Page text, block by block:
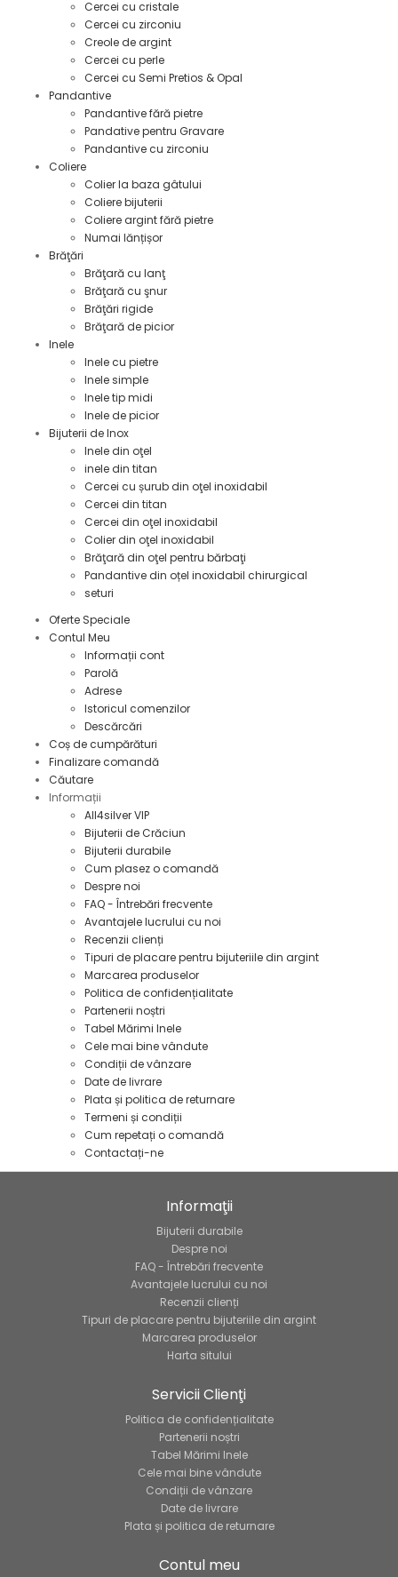
Cercei cu cristale
Cercei cu zirconiu
Creole de argint
Cercei cu perle
Cercei cu Semi Pretios & Opal
Pandantive
Pandantive fără pietre
Pandative pentru Gravare
Pandantive cu zirconiu
Coliere
Colier la baza gâtului
Coliere bijuterii
Coliere argint fără pietre
Numai lănțișor
Brăţări
Brăţară cu lanţ
Brăţară cu şnur
Brăţări rigide
Brăţară de picior
Inele
Inele cu pietre
Inele simple
Inele tip midi
Inele de picior
Bijuterii de Inox
Inele din oţel
inele din titan
Cercei cu șurub din oţel inoxidabil
Cercei din titan
Cercei din oţel inoxidabil
Colier din oţel inoxidabil
Brăţară din oţel pentru bărbaţi
Pandantive din oțel inoxidabil chirurgical
seturi
Oferte Speciale
Contul Meu
Informații cont
Parolă
Adrese
Istoricul comenzilor
Descărcări
Coș de cumpărături
Finalizare comandă
Căutare
Informații
All4silver VIP
Bijuterii de Crăciun
Bijuterii durabile
Cum plasez o comandă
Despre noi
FAQ - Întrebări frecvente
Avantajele lucrului cu noi
Recenzii clienți
Tipuri de placare pentru bijuteriile din argint
Marcarea produselor
Politica de confidențialitate
Partenerii noștri
Tabel Mărimi Inele
Cele mai bine vândute
Condiții de vânzare
Date de livrare
Plata și politica de returnare
Termeni și condiții
Cum repetați o comandă
Contactați-ne
Informaţii
Bijuterii durabile
Despre noi
FAQ - Întrebări frecvente
Avantajele lucrului cu noi
Recenzii clienți
Tipuri de placare pentru bijuteriile din argint
Marcarea produselor
Harta sitului
Servicii Clienţi
Politica de confidențialitate
Partenerii noștri
Tabel Mărimi Inele
Cele mai bine vândute
Condiții de vânzare
Date de livrare
Plata și politica de returnare
Contul meu